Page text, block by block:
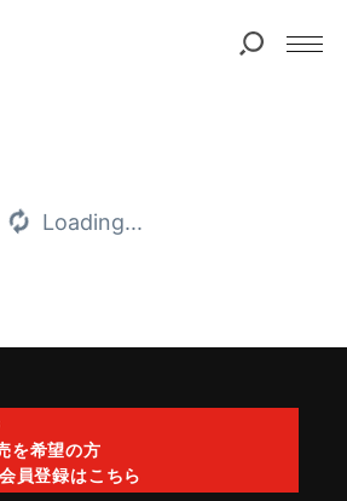
Loading...
を希望の方
員登録はこちら